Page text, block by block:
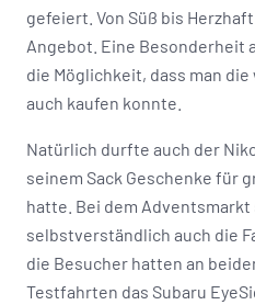
gefeiert. Von Süß bis
Angebot. Eine Besonderheit
die Möglichkeit, dass man
auch kaufen konnte.
Natürlich durfte auch der
seinem Sack Geschenke für
hatte. Bei dem Adventsmarkt
selbstverständlich auch die
die Besucher hatten an
Testfahrten das Subaru